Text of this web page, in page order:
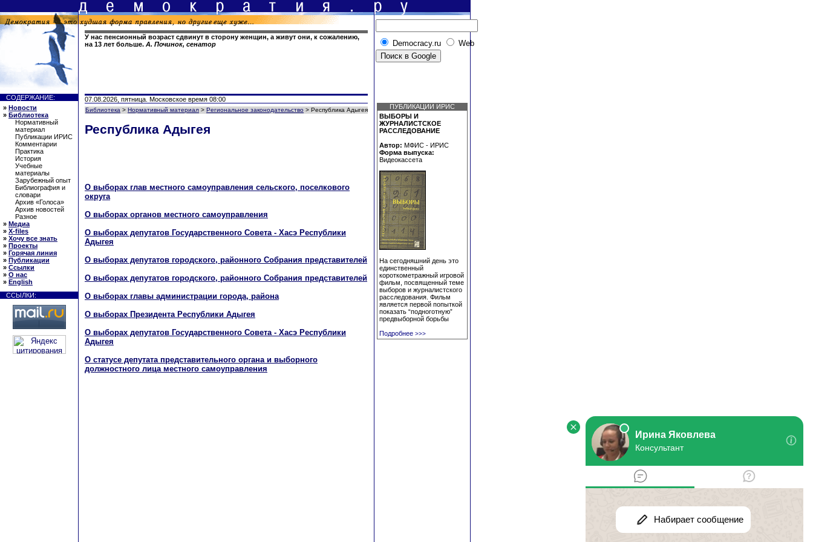
У нас пенсионный возраст сдвинут в сторону женщин, а живут они, к сожалению,
на 13 лет больше. А. Починок, сенатор Democracy.ru Web
СОДЕРЖАНИЕ:
» Новости
» Библиотека
Нормативный
материал
Публикации ИРИС
Комментарии
Практика
История
Учебные
материалы
Зарубежный опыт
Библиография и
словари
Архив «Голоса»
Архив новостей
Разное
» Медиа
» X-files
» Хочу все знать
» Проекты
» Горячая линия
» Публикации
» Ссылки
» О нас
» English
ССЫЛКИ:
07.08.2026, пятница. Московское время 08:00
Библиотека > Нормативный материал > Региональное законодательство > Республика Адыгея
Республика Адыгея
О выборах глав местного самоуправления сельского, поселкового
округа
О выборах органов местного самоуправления
О выборах депутатов Государственного Совета - Хасэ Республики
Адыгея
О выборах депутатов городского, районного Собрания представителей
О выборах депутатов городского, районного Собрания представителей
О выборах главы администрации города, района
О выборах Президента Республики Адыгея
О выборах депутатов Государственного Совета - Хасэ Республики
Адыгея
О статусе депутата представительного органа и выборного
должностного лица местного самоуправления
ПУБЛИКАЦИИ ИРИС
ВЫБОРЫ И
ЖУРНАЛИСТСКОЕ
РАССЛЕДОВАНИЕ
Автор: МФИС - ИРИС
Форма выпуска:
Видеокассета
На сегодняшний день это
единственный
короткометражный игровой
фильм, посвященный теме
выборов и журналистского
расследования. Фильм
является первой попыткой
показать “подноготную”
предвыборной борьбы
Подробнее >>>